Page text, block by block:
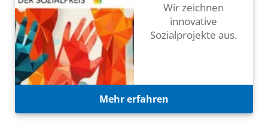
Wir zeichnen
innovative
Sozialprojekte aus.
Mehr erfahren